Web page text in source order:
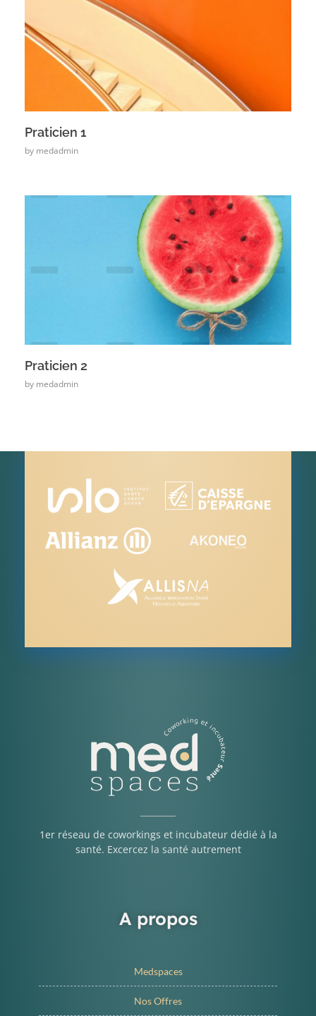
Praticien 1
by medadmin
Praticien 2
by medadmin
1er réseau de coworkings et incubateur dédié à la
santé. Excercez la santé autrement
A propos
Medspaces
Nos Offres